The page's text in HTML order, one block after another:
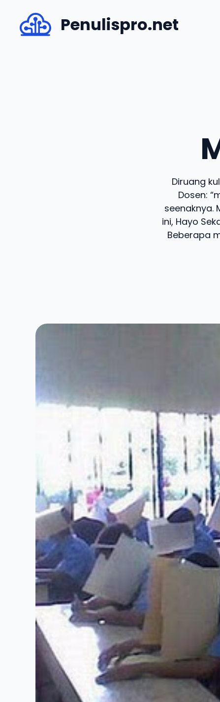
content
Penulispro.net
Diruang
Dosen:
seenaknya.
ini, Hayo
Beberapa